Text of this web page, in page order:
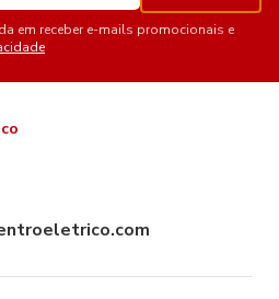
em receber e-mails promocionais e